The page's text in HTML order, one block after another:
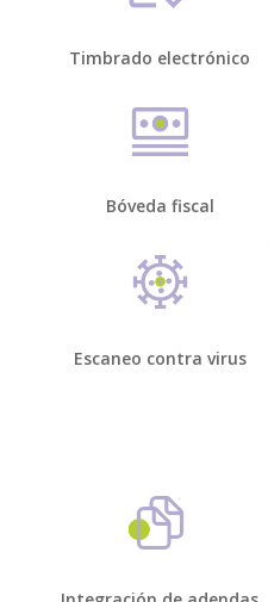
Timbrado electrónico
Bóveda fiscal
Escaneo contra virus